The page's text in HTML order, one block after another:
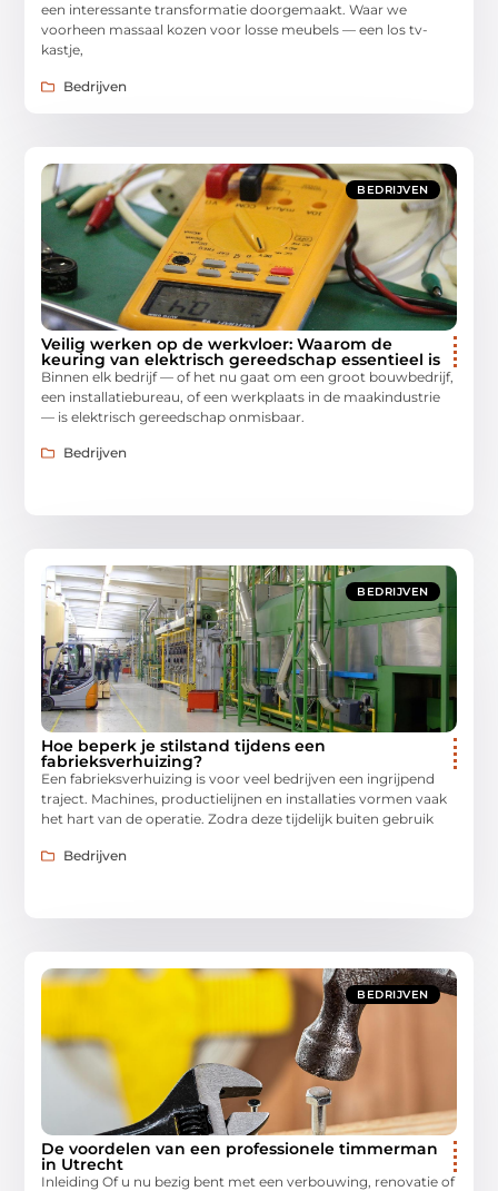
een interessante transformatie doorgemaakt. Waar we
voorheen massaal kozen voor losse meubels — een los tv-
kastje,
Bedrijven
BEDRIJVEN
Veilig werken op de werkvloer: Waarom de
keuring van elektrisch gereedschap essentieel is
Binnen elk bedrijf — of het nu gaat om een groot bouwbedrijf,
een installatiebureau, of een werkplaats in de maakindustrie
— is elektrisch gereedschap onmisbaar.
Bedrijven
BEDRIJVEN
Hoe beperk je stilstand tijdens een
fabrieksverhuizing?
Een fabrieksverhuizing is voor veel bedrijven een ingrijpend
traject. Machines, productielijnen en installaties vormen vaak
het hart van de operatie. Zodra deze tijdelijk buiten gebruik
Bedrijven
BEDRIJVEN
De voordelen van een professionele timmerman
in Utrecht
Inleiding Of u nu bezig bent met een verbouwing, renovatie of